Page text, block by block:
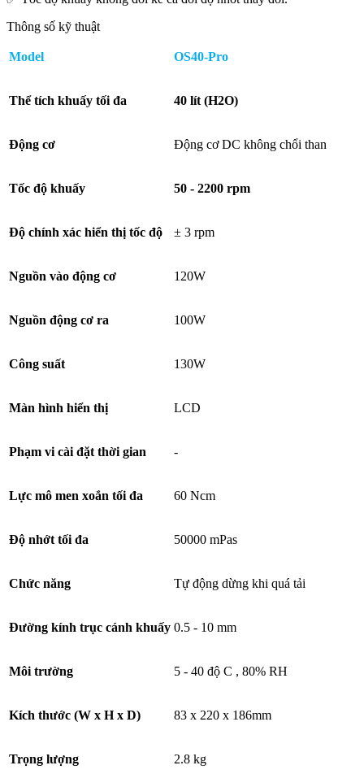
Thông số kỹ thuật
Model OS40-Pro
Thể tích khuấy tối đa 40 lít (H2O)
Động cơ Động cơ DC không chổi than
Tốc độ khuấy 50 - 2200 rpm
Độ chính xác hiển thị tốc độ ± 3 rpm
Nguồn vào động cơ 120W
Nguồn động cơ ra 100W
Công suất 130W
Màn hình hiển thị LCD
Phạm vi cài đặt thời gian -
Lực mô men xoắn tối đa 60 Ncm
Độ nhớt tối đa 50000 mPas
Chức năng Tự động dừng khi quá tải
Đường kính trục cánh khuấy 0.5 - 10 mm
Môi trường 5 - 40 độ C , 80% RH
Kích thước (W x H x D) 83 x 220 x 186mm
Trọng lượng 2.8 kg